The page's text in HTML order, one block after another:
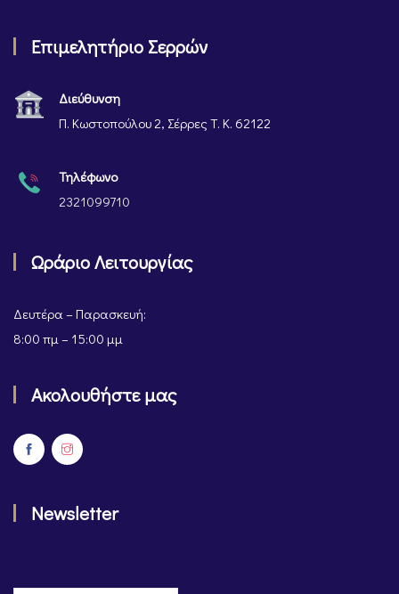
Επιμελητήριο Σερρών
Διεύθυνση
Π. Κωστοπούλου 2, Σέρρες Τ. Κ. 62122
Τηλέφωνο
2321099710
Ωράριο Λειτουργίας
Δευτέρα – Παρασκευή:
8:00 πμ – 15:00 μμ
Ακολουθήστε μας
Newsletter